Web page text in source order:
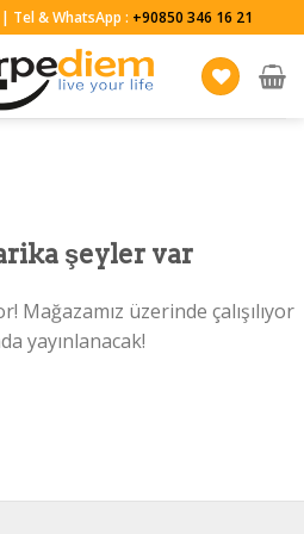
Tel & WhatsApp : +90850 346 16 21
şeyler var
Mağazamız üzerinde çalışılıyor
yayınlanacak!